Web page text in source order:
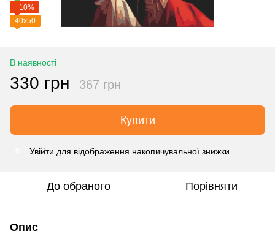
−10%
40х50
В наявності
330 грн 367 грн
Купити
Увійти для відображення накопичувальної знижки
До обраного Порівняти
Опис